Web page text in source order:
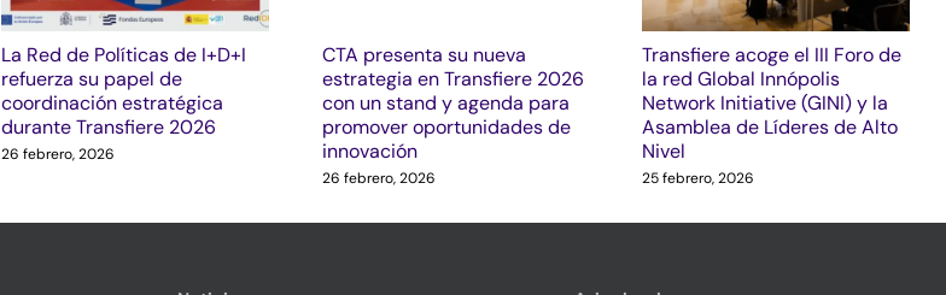
La Red de Políticas de I+D+I
refuerza su papel de
coordinación estratégica
durante Transfiere 2026
26 febrero, 2026
CTA presenta su nueva
estrategia en Transfiere 2026
con un stand y agenda para
promover oportunidades de
innovación
26 febrero, 2026
Transfiere acoge el III Foro de
la red Global Innópolis
Network Initiative (GINI) y la
Asamblea de Líderes de Alto
Nivel
25 febrero, 2026